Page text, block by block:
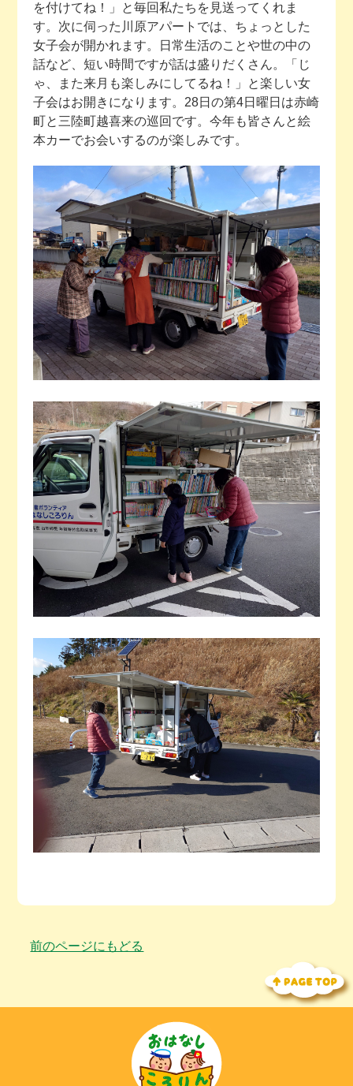
を付けてね！」と毎回私たちを見送ってくれま
す。次に伺った川原アパートでは、ちょっとした
女子会が開かれます。日常生活のことや世の中の
話など、短い時間ですが話は盛りだくさん。「じ
ゃ、また来月も楽しみにしてるね！」と楽しい女
子会はお開きになります。28日の第4日曜日は赤崎
町と三陸町越喜来の巡回です。今年も皆さんと絵
本カーでお会いするのが楽しみです。
前のページにもどる